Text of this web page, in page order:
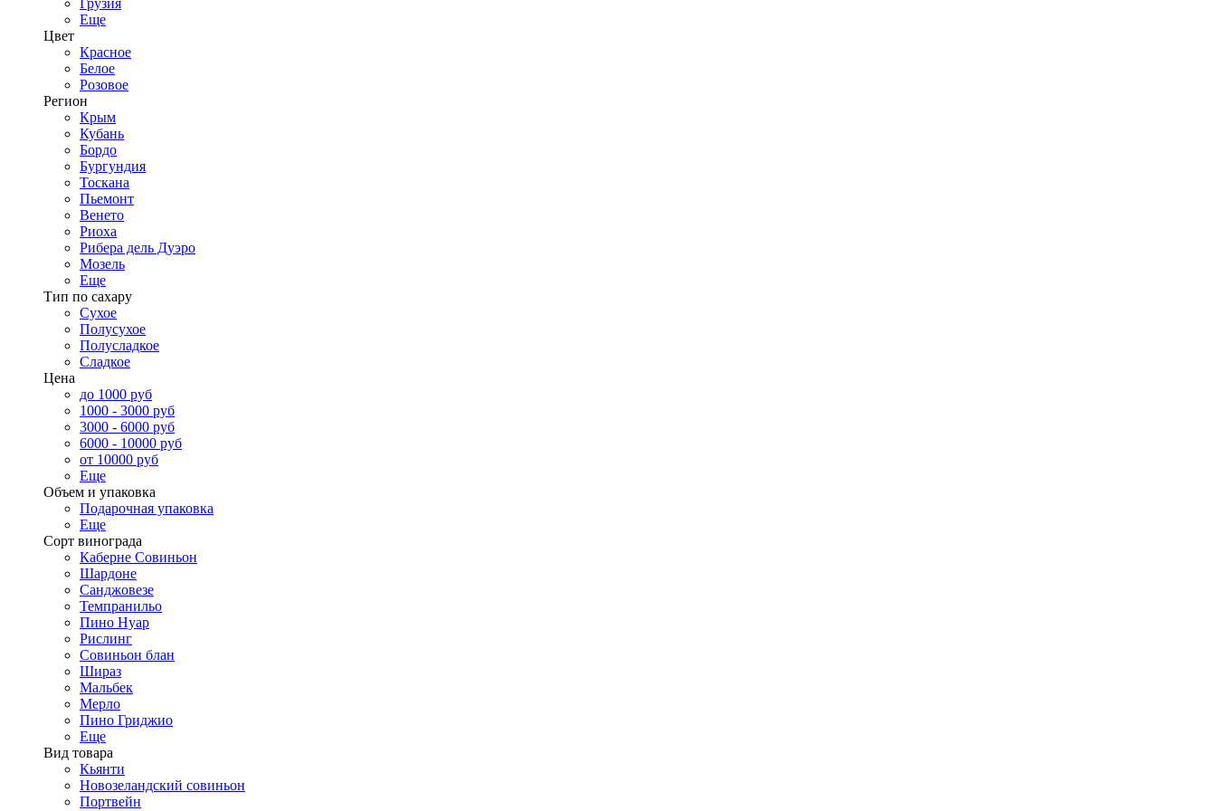
Грузия
Еще
Цвет
Красное
Белое
Розовое
Регион
Крым
Кубань
Бордо
Бургундия
Тоскана
Пьемонт
Венето
Риоха
Рибера дель Дуэро
Мозель
Еще
Тип по сахару
Сухое
Полусухое
Полусладкое
Сладкое
Цена
до 1000 руб
1000 - 3000 руб
3000 - 6000 руб
6000 - 10000 руб
от 10000 руб
Еще
Объем и упаковка
Подарочная упаковка
Еще
Сорт винограда
Каберне Совиньон
Шардоне
Санджовезе
Темпранильо
Пино Нуар
Рислинг
Совиньон блан
Шираз
Мальбек
Мерло
Пино Гриджио
Еще
Вид товара
Кьянти
Новозеландский совиньон
Портвейн